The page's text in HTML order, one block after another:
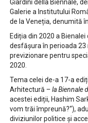
Giardini della Biennale,
Galerie a Institutului
de la Veneția, denumită
Ediția din 2020 a
desfășura în perioada
previzionare pentru
2020.
Tema celei de-a 17-a
Arhitectură – la Biennale
acestei ediții, Hashim
vom trăi împreună?“),
diviziunilor politice și